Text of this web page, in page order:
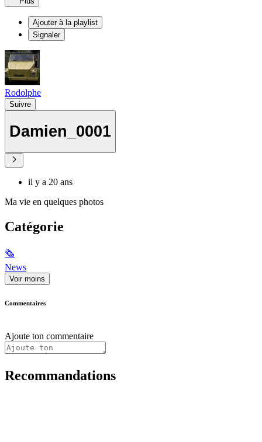
Ajouter à la playlist
Signaler
Rodolphe
Suivre
Damien_0001
il y a 20 ans
Ma vie en quelques photos
Catégorie
🗞
News
Voir moins
Commentaires
Ajoute ton commentaire
Recommandations